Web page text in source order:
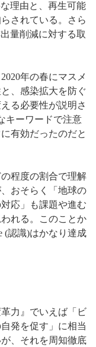
理由と、再生可能
されている。さら
量削減に対する取
年の春にマスメ
、感染拡大を防ぐ
る必要性が説明さ
キーワードで注意
有効だったのだと
程度の割合で理解
おそらく「地球の
応」も課題や進む
れる。このことか
(認識)はかなり達成
力』でいえば「ビ
発を促す」に相当
、それを周知徹底